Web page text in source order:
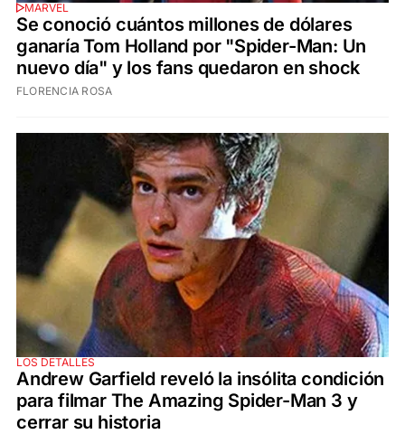
MARVEL
Se conoció cuántos millones de dólares
ganaría Tom Holland por "Spider-Man: Un
nuevo día" y los fans quedaron en shock
FLORENCIA ROSA
LOS DETALLES
Andrew Garfield reveló la insólita condición
para filmar The Amazing Spider-Man 3 y
cerrar su historia